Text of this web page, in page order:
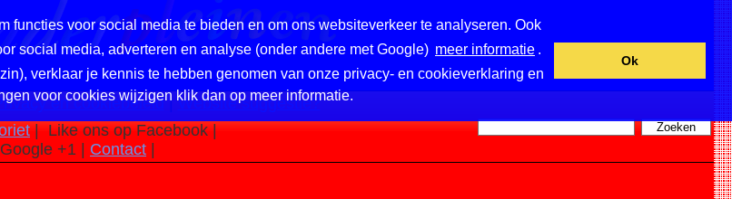
voor social media te bieden en om ons websiteverkeer te analyseren. Ook
social media, adverteren en analyse (onder andere met Google) meer informatie .
verklaar je kennis te hebben genomen van onze privacy- en cookieverklaring en
voor cookies wijzigen klik dan op meer informatie.
Ok
en cookiebeleid|Website suggestie?
|Like ons op Facebook |
+1 | Contact